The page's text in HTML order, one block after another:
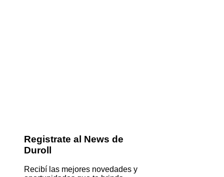
Registrate al News de
Duroll
Recibí las mejores novedades y